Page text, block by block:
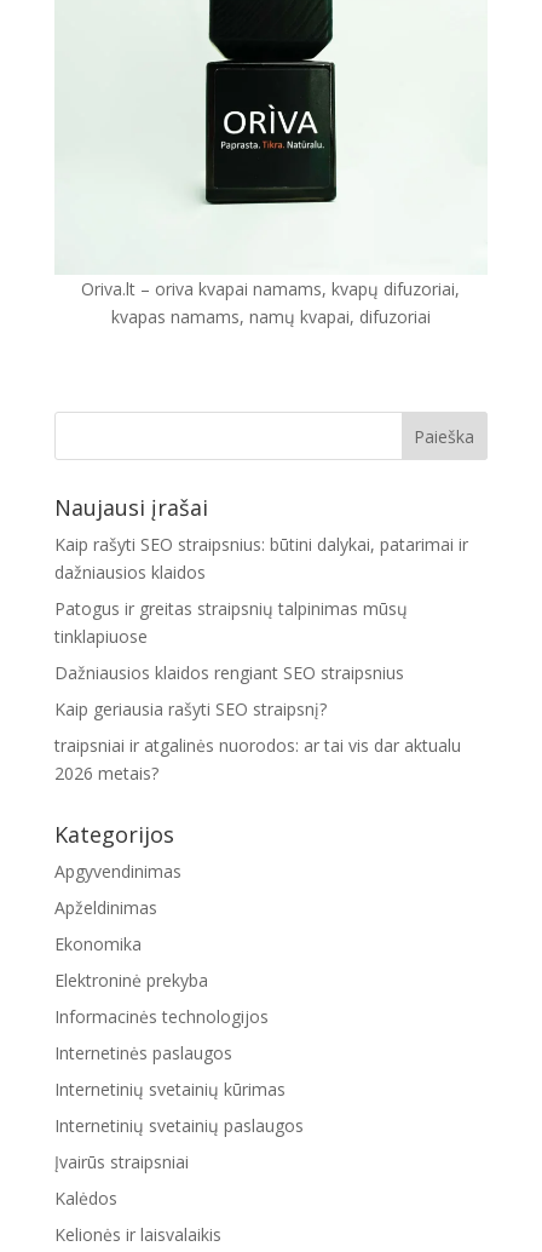
Oriva.lt – oriva kvapai namams, kvapų difuzoriai,
kvapas namams, namų kvapai, difuzoriai
Naujausi įrašai
Kaip rašyti SEO straipsnius: būtini dalykai, patarimai ir
dažniausios klaidos
Patogus ir greitas straipsnių talpinimas mūsų
tinklapiuose
Dažniausios klaidos rengiant SEO straipsnius
Kaip geriausia rašyti SEO straipsnį?
traipsniai ir atgalinės nuorodos: ar tai vis dar aktualu
2026 metais?
Kategorijos
Apgyvendinimas
Apželdinimas
Ekonomika
Elektroninė prekyba
Informacinės technologijos
Internetinės paslaugos
Internetinių svetainių kūrimas
Internetinių svetainių paslaugos
Įvairūs straipsniai
Kalėdos
Kelionės ir laisvalaikis